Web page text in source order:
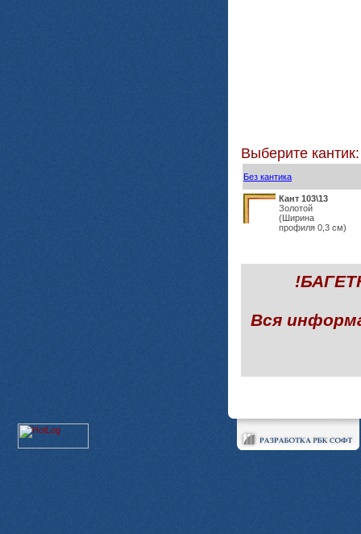
Выберите кантик:
Без кантика
Кант 103\13
Золотой
(Ширина
профиля 0,3 см)
Вся